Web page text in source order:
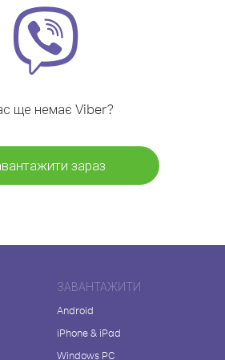
ще немає Viber?
зараз
ЗАВАНТАЖИТИ
Android
iPhone & iPad
Windows PC